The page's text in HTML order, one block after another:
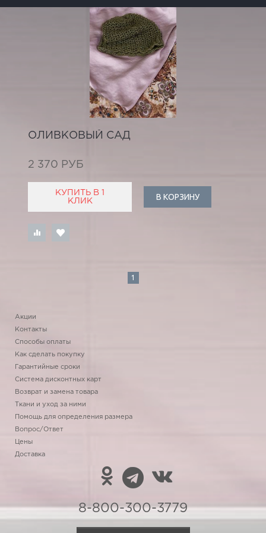
ОЛИВКОВЫЙ САД
2 370 РУБ
КУПИТЬ В 1
КЛИК
В КОРЗИНУ
1
Акции
Контакты
Способы оплаты
Как сделать покупку
Гарантийные сроки
Система дисконтных карт
Возврат и замена товара
Ткани и уход за ними
Помощь для определения размера
Вопрос/Ответ
Цены
Доставка
8-800-300-3779